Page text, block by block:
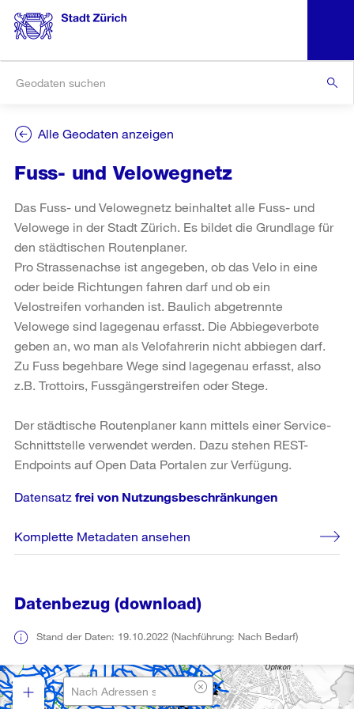
Alle Geodaten anzeigen
Fuss- und Velowegnetz
Das Fuss- und Velowegnetz beinhaltet alle Fuss- und
Velowege in der Stadt Zürich. Es bildet die Grundlage für
den städtischen Routenplaner.
Pro Strassenachse ist angegeben, ob das Velo in eine
oder beide Richtungen fahren darf und ob ein
Velostreifen vorhanden ist. Baulich abgetrennte
Velowege sind lagegenau erfasst. Die Abbiegeverbote
geben an, wo man als Velofahrerin nicht abbiegen darf.
Zu Fuss begehbare Wege sind lagegenau erfasst, also
z.B. Trottoirs, Fussgängerstreifen oder Stege.
Der städtische Routenplaner kann mittels einer Service-
Schnittstelle verwendet werden. Dazu stehen REST-
Endpoints auf Open Data Portalen zur Verfügung.
Datensatz frei von Nutzungsbeschränkungen
Komplette Metadaten ansehen
Datenbezug (download)
Stand der Daten: 19.10.2022 (Nachführung: Nach Bedarf)